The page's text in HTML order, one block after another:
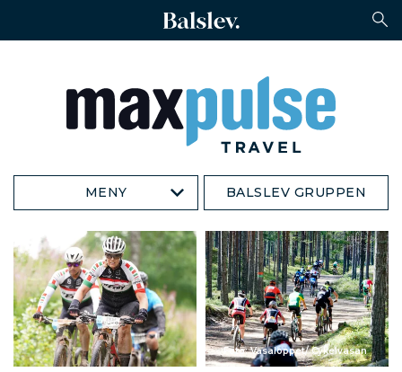
MENY BALSLEV GRUPPEN
Foto: Vasaloppet/ Cykelvasan